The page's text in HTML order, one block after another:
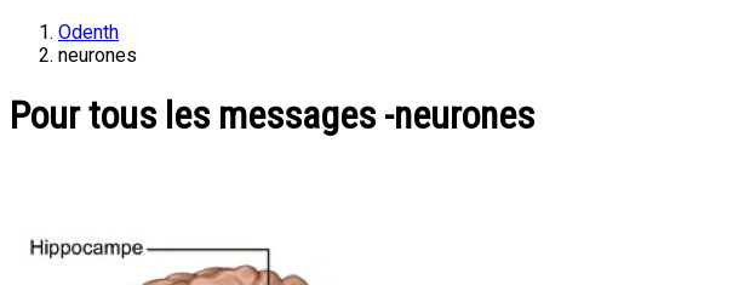
Odenth
neurones
Pour tous les messages -neurones